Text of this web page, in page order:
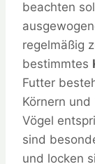
beachten
regelmäßig
bestimmtes
Futter
Körnern
Vögel
sind
und locken